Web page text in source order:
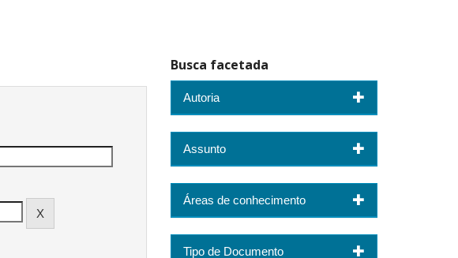
Busca facetada
Autoria
Assunto
Áreas de conhecimento
Tipo de Documento